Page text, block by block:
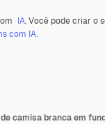
IA. Você pode criar o
com IA.
camisa branca em